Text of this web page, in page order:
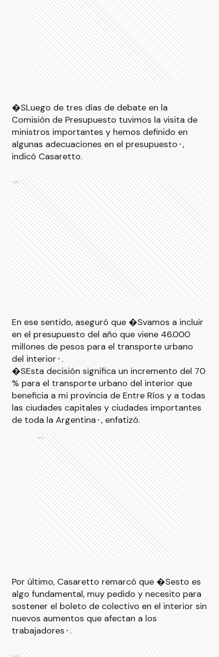
�SLuego de tres días de debate en la
Comisión de Presupuesto tuvimos la visita de
ministros importantes y hemos definido en
algunas adecuaciones en el presupuesto⬝,
indicó Casaretto.
Ads
En ese sentido, aseguró que �Svamos a incluir
en el presupuesto del año que viene 46.000
millones de pesos para el transporte urbano
del interior⬝.
�SEsta decisión significa un incremento del 70
% para el transporte urbano del interior que
beneficia a mi provincia de Entre Ríos y a todas
las ciudades capitales y ciudades importantes
de toda la Argentina⬝, enfatizó.
Ads
Por último, Casaretto remarcó que �Sesto es
algo fundamental, muy pedido y necesito para
sostener el boleto de colectivo en el interior sin
nuevos aumentos que afectan a los
trabajadores⬝.
Ads